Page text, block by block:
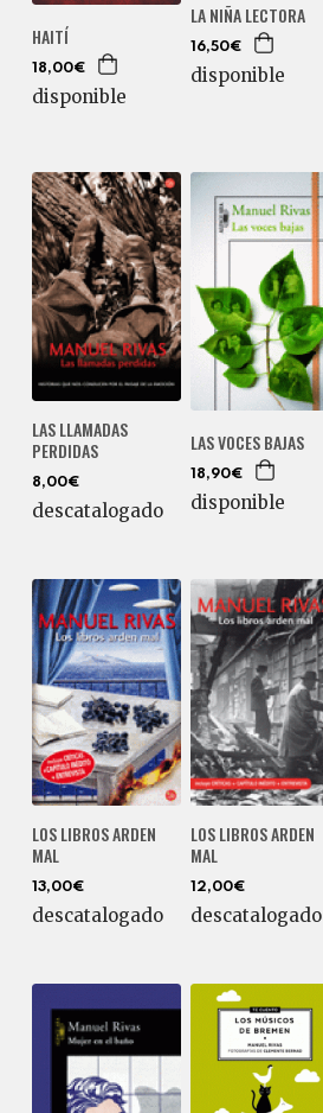
HAITÍ
18,00€
disponible
LA NIÑA LECTORA
16,50€
disponible
LAS LLAMADAS
PERDIDAS
8,00€
descatalogado
LAS VOCES BAJAS
18,90€
disponible
LOS LIBROS ARDEN
MAL
13,00€
descatalogado
LOS LIBROS ARDEN
MAL
12,00€
descatalogado